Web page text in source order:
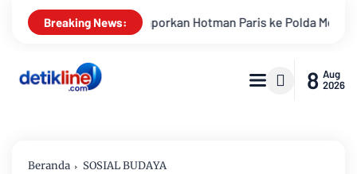
Breaking News:
Paris ke Polda Metro Jaya Terkait Dugaan Penghinaan Profesi
8 Aug
2026
Beranda SOSIAL BUDAYA